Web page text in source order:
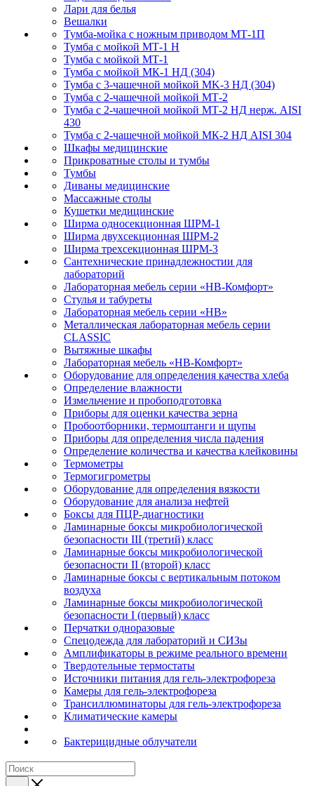
Лари для белья
Вешалки
Тумба-мойка с ножным приводом МТ-1П
Тумба с мойкой МТ-1 Н
Тумба с мойкой МТ-1
Тумба с мойкой МК-1 НД (304)
Тумба с 3-чашечной мойкой МK-3 НД (304)
Тумба с 2-чашечной мойкой МТ-2
Тумба с 2-чашечной мойкой МТ-2 НД нерж. AISI
430
Тумба с 2-чашечной мойкой МК-2 НД AISI 304
Шкафы медицинские
Прикроватные столы и тумбы
Тумбы
Диваны медицинские
Массажные столы
Кушетки медицинские
Ширма односекционная ШРМ-1
Ширма двухсекционная ШРМ-2
Ширма трехсекционная ШРМ-3
Сантехнические принадлежностии для
лабораторий
Лабораторная мебель серии «НВ-Комфорт»
Стулья и табуреты
Лабораторная мебель серии «НВ»
Металлическая лабораторная мебель серии
CLASSIC
Вытяжные шкафы
Лабораторная мебель «НВ-Комфорт»
Оборудование для определения качества хлеба
Определение влажности
Измельчение и пробоподготовка
Приборы для оценки качества зерна
Пробоотборники, термоштанги и щупы
Приборы для определения числа падения
Определение количества и качества клейковины
Термометры
Термогигрометры
Оборудование для определения вязкости
Оборудование для анализа нефтей
Боксы для ПЦР-диагностики
Ламинарные боксы микробиологической
безопасности III (третий) класс
Ламинарные боксы микробиологической
безопасности II (второй) класс
Ламинарные боксы с вертикальным потоком
воздуха
Ламинарные боксы микробиологической
безопасности I (первый) класс
Перчатки одноразовые
Спецодежда для лабораторий и СИЗы
Амплификаторы в режиме реального времени
Твердотельные термостаты
Источники питания для гель-электрофореза
Камеры для гель-электрофореза
Трансиллюминаторы для гель-электрофореза
Климатические камеры
Бактерицидные облучатели